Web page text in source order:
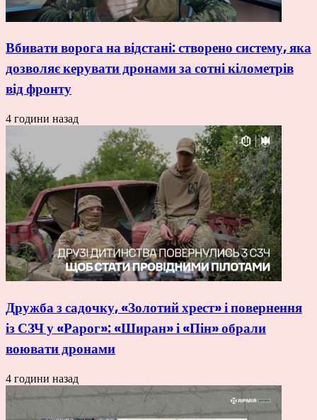
Вбивати ворога на відстані: створено систему, яка
дозволяє керувати дронами за сотні кілометрів
від фронту
4 години назад
Дружба з садочку, «Золотий хрест» і повернення
із СЗЧ у «Рарог»: «Ширан» і «Пін» обрали
воювати дронами
4 години назад